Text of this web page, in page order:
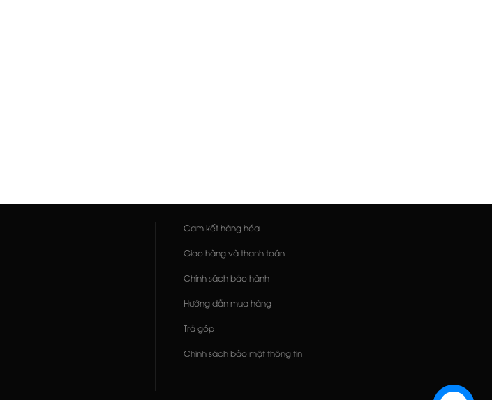
Cam kết hàng hóa
Giao hàng và thanh toán
Chính sách bảo hành
Hướng dẫn mua hàng
Trả góp
Chính sách bảo mật thông tin